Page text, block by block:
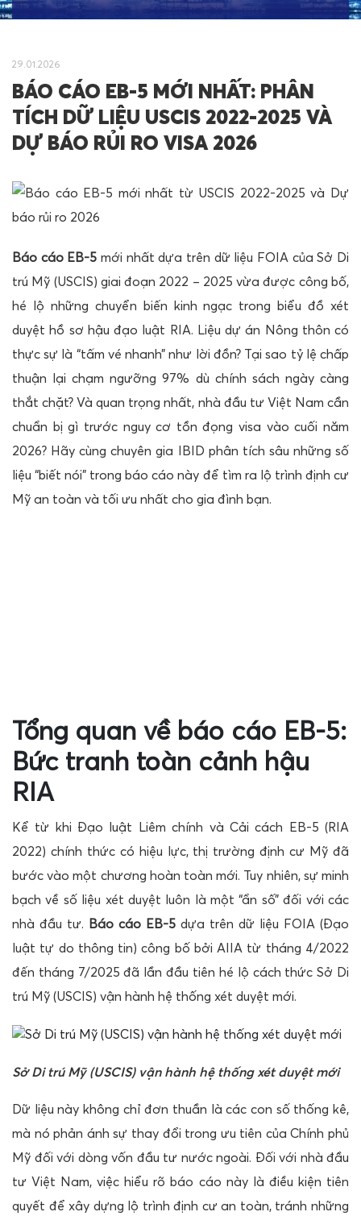
29.01.2026
BÁO CÁO EB-5 MỚI NHẤT: PHÂN
TÍCH DỮ LIỆU USCIS 2022-2025 VÀ
DỰ BÁO RỦI RO VISA 2026
Báo cáo EB-5 mới nhất dựa trên dữ liệu FOIA của Sở Di
trú Mỹ (USCIS) giai đoạn 2022 – 2025 vừa được công bố,
hé lộ những chuyển biến kinh ngạc trong biểu đồ xét
duyệt hồ sơ hậu đạo luật RIA. Liệu dự án Nông thôn có
thực sự là “tấm vé nhanh” như lời đồn? Tại sao tỷ lệ chấp
thuận lại chạm ngưỡng 97% dù chính sách ngày càng
thắt chặt? Và quan trọng nhất, nhà đầu tư Việt Nam cần
chuẩn bị gì trước nguy cơ tồn đọng visa vào cuối năm
2026? Hãy cùng chuyên gia IBID phân tích sâu những số
liệu “biết nói” trong báo cáo này để tìm ra lộ trình định cư
Mỹ an toàn và tối ưu nhất cho gia đình bạn.
Tổng quan về báo cáo EB-5:
Bức tranh toàn cảnh hậu
RIA
Kể từ khi Đạo luật Liêm chính và Cải cách EB-5 (RIA
2022) chính thức có hiệu lực, thị trường định cư Mỹ đã
bước vào một chương hoàn toàn mới. Tuy nhiên, sự minh
bạch về số liệu xét duyệt luôn là một “ẩn số” đối với các
nhà đầu tư.
Báo cáo EB-5 dựa trên dữ liệu FOIA (Đạo
luật tự do thông tin) công bố bởi AIIA từ tháng 4/2022
đến tháng 7/2025 đã lần đầu tiên hé lộ cách thức Sở Di
trú Mỹ (USCIS) vận hành hệ thống xét duyệt mới.
Sở Di trú Mỹ (USCIS) vận hành hệ thống xét duyệt mới
Dữ liệu này không chỉ đơn thuần là các con số thống kê,
mà nó phản ánh sự thay đổi trong ưu tiên của Chính phủ
Mỹ đối với dòng vốn đầu tư nước ngoài. Đối với nhà đầu
tư Việt Nam, việc hiểu rõ báo cáo này là điều kiện tiên
quyết để xây dựng lộ trình định cư an toàn, tránh những